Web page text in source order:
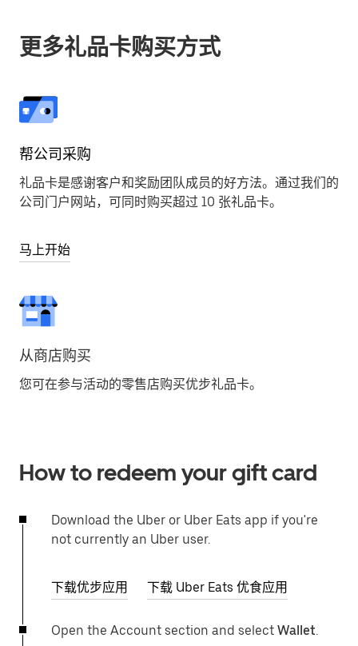
更多礼品卡购买方式
帮公司采购
礼品卡是感谢客户和奖励团队成员的好方法。通过我们的
公司门户网站，可同时购买超过 10 张礼品卡。
马上开始
从商店购买
您可在参与活动的零售店购买优步礼品卡。
How to redeem your gift card
Download the Uber or Uber Eats app if you're
not currently an Uber user.
下载优步应用 下载 Uber Eats 优食应用
Open the Account section and select Wallet